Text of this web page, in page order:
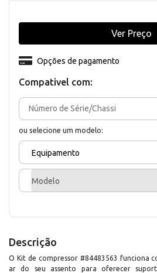
Compativel com:
ou selecione um modelo:
Equipamento
Modelo
Opções de pagamento
Ver Preço
Descrição
O Kit de compressor #84483563 funciona
ar do seu assento para oferecer